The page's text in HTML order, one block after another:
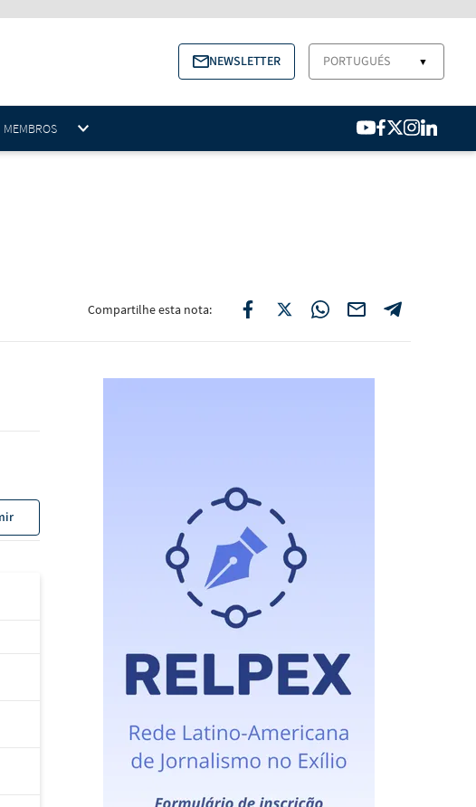
NEWSLETTER PORTUGUÉS ▼
MEMBROS
Compartilhe esta nota: